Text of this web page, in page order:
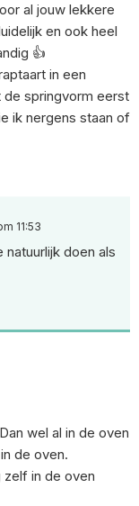
al jouw lekkere
en ook heel
👍
in een
de springvorm eerst
ik nergens staan of
11:53
natuurlijk doen als
wel al in de oven
de oven.
in de oven